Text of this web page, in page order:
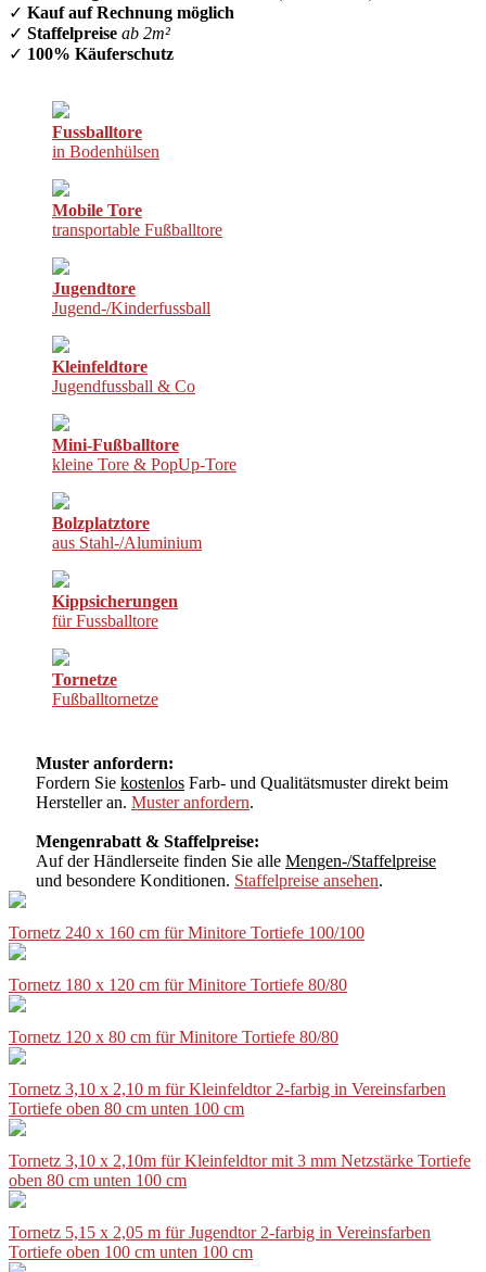
✓ Kauf auf Rechnung möglich
✓ Staffelpreise ab 2m²
✓ 100% Käuferschutz
Fussballtore
in Bodenhülsen
Mobile Tore
transportable Fußballtore
Jugendtore
Jugend-/Kinderfussball
Kleinfeldtore
Jugendfussball & Co
Mini-Fußballtore
kleine Tore & PopUp-Tore
Bolzplatztore
aus Stahl-/Aluminium
Kippsicherungen
für Fussballtore
Tornetze
Fußballtornetze
Muster anfordern:
Fordern Sie kostenlos Farb- und Qualitätsmuster direkt beim
Hersteller an. Muster anfordern.
Mengenrabatt & Staffelpreise:
Auf der Händlerseite finden Sie alle Mengen-/Staffelpreise
und besondere Konditionen. Staffelpreise ansehen.
Tornetz 240 x 160 cm für Minitore Tortiefe 100/100
Tornetz 180 x 120 cm für Minitore Tortiefe 80/80
Tornetz 120 x 80 cm für Minitore Tortiefe 80/80
Tornetz 3,10 x 2,10 m für Kleinfeldtor 2-farbig in Vereinsfarben
Tortiefe oben 80 cm unten 100 cm
Tornetz 3,10 x 2,10m für Kleinfeldtor mit 3 mm Netzstärke Tortiefe
oben 80 cm unten 100 cm
Tornetz 5,15 x 2,05 m für Jugendtor 2-farbig in Vereinsfarben
Tortiefe oben 100 cm unten 100 cm